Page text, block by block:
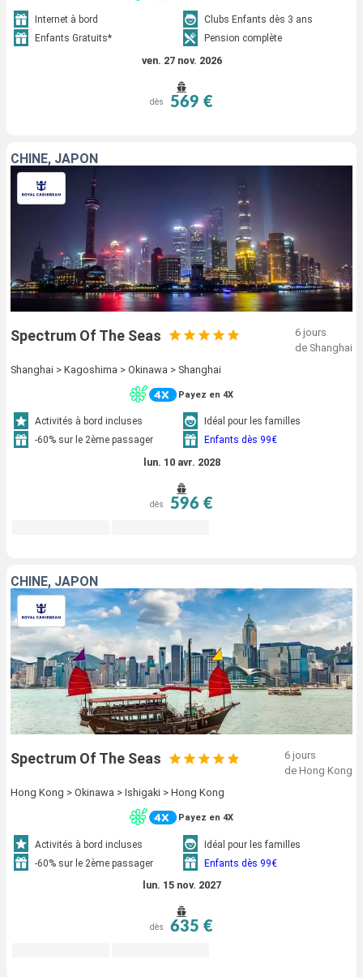
Internet à bord
Clubs Enfants dès 3 ans
Enfants Gratuits*
Pension complète
ven. 27 nov. 2026
dès 569 €
CHINE, JAPON
Spectrum Of The Seas
6 jours
de Shanghai
Shanghai > Kagoshima > Okinawa > Shanghai
Payez en 4X
Activités à bord incluses
Idéal pour les familles
-60% sur le 2ème passager
Enfants dès 99€
lun. 10 avr. 2028
dès 596 €
CHINE, JAPON
Spectrum Of The Seas
6 jours
de Hong Kong
Hong Kong > Okinawa > Ishigaki > Hong Kong
Payez en 4X
Activités à bord incluses
Idéal pour les familles
-60% sur le 2ème passager
Enfants dès 99€
lun. 15 nov. 2027
dès 635 €